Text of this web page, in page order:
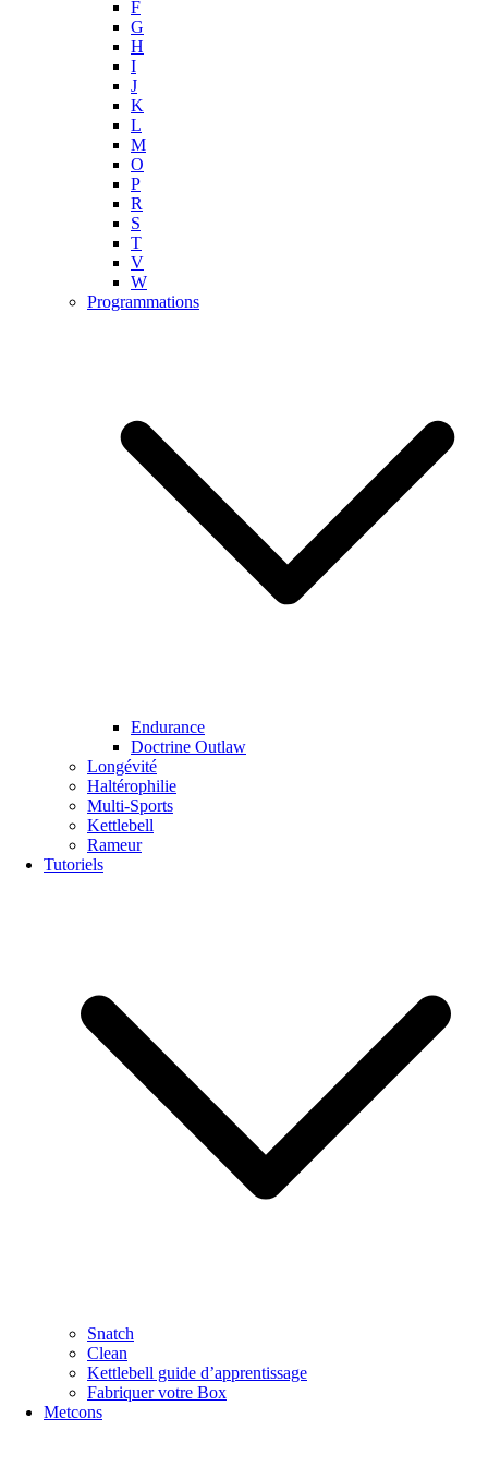
F
G
H
I
J
K
L
M
O
P
R
S
T
V
W
Programmations
Endurance
Doctrine Outlaw
Longévité
Haltérophilie
Multi-Sports
Kettlebell
Rameur
Tutoriels
Snatch
Clean
Kettlebell guide d’apprentissage
Fabriquer votre Box
Metcons